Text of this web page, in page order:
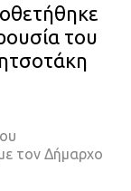
του
τον Δήμαρχο